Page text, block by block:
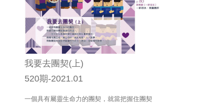
我要去團契(上)
520期-2021.01
一個具有屬靈生命力的團契，就當把握住團契